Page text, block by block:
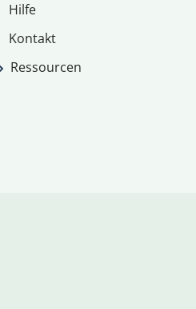
Hilfe
Kontakt
Ressourcen